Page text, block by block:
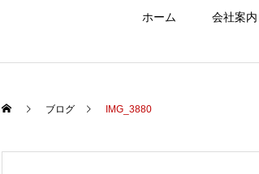
ホーム 会社案内
ブログ IMG_3880